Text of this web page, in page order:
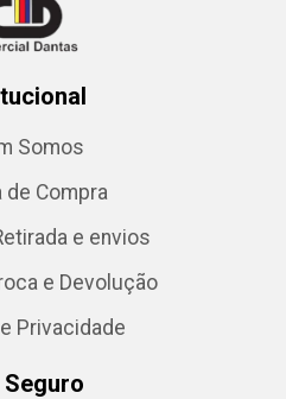
Somos
de Compra
e envios
e Devolução
Privacidade